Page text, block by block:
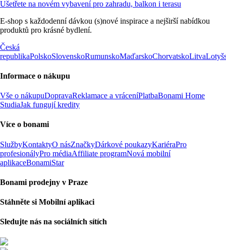
Ušetřete na novém vybavení pro zahradu, balkon i terasu
E-shop s každodenní dávkou (s)nové inspirace a nejširší nabídkou
produktů pro krásné bydlení.
Česká
republikaPolskoSlovenskoRumunskoMaďarskoChorvatskoLitva
Informace o nákupu
Vše o nákupuDopravaReklamace a vráceníPlatbaBonami Home
StudiaJak fungují kredity
Více o bonami
SlužbyKontaktyO násZnačkyDárkové poukazyKariéraPro
profesionályPro médiaAffiliate programNová mobilní
aplikaceBonamiStar
Bonami prodejny v Praze
Stáhněte si Mobilní aplikaci
Sledujte nás na sociálních sítích